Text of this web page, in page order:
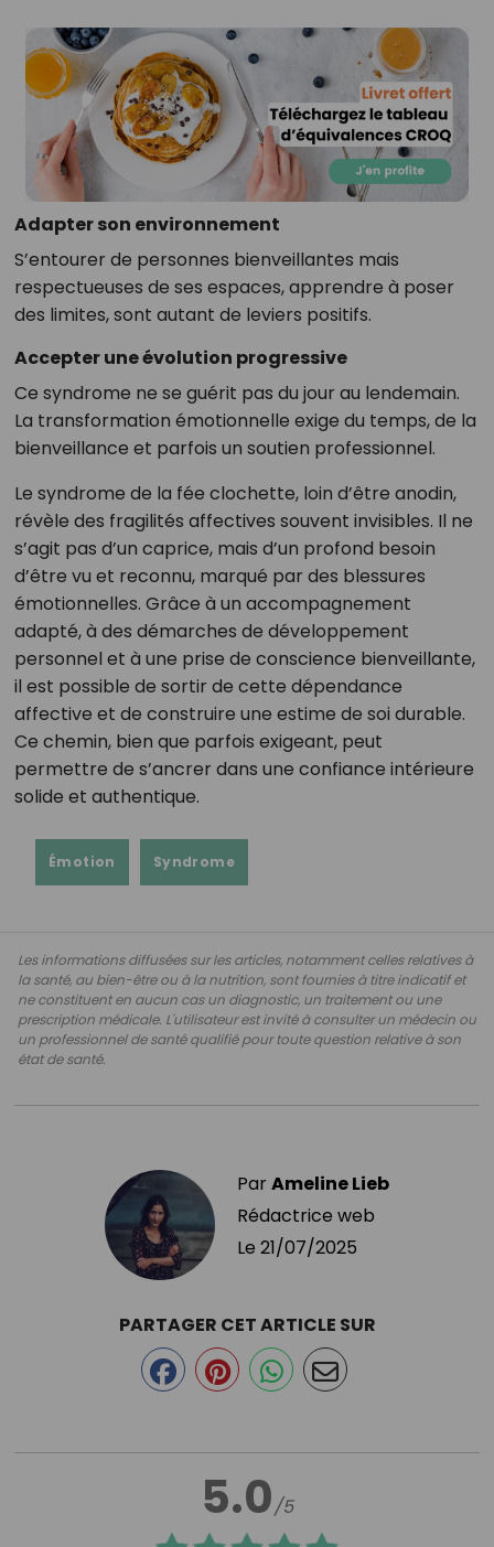
Adapter son environnement
S’entourer de personnes bienveillantes mais
respectueuses de ses espaces, apprendre à poser
des limites, sont autant de leviers positifs.
Accepter une évolution progressive
Ce syndrome ne se guérit pas du jour au lendemain.
La transformation émotionnelle exige du temps, de la
bienveillance et parfois un soutien professionnel.
Le syndrome de la fée clochette, loin d’être anodin,
révèle des fragilités affectives souvent invisibles. Il ne
s’agit pas d’un caprice, mais d’un profond besoin
d’être vu et reconnu, marqué par des blessures
émotionnelles. Grâce à un accompagnement
adapté, à des démarches de développement
personnel et à une prise de conscience bienveillante,
il est possible de sortir de cette dépendance
affective et de construire une estime de soi durable.
Ce chemin, bien que parfois exigeant, peut
permettre de s’ancrer dans une confiance intérieure
solide et authentique.
Émotion Syndrome
Les informations diffusées sur les articles, notamment celles relatives à
la santé, au bien-être ou à la nutrition, sont fournies à titre indicatif et
ne constituent en aucun cas un diagnostic, un traitement ou une
prescription médicale. L'utilisateur est invité à consulter un médecin ou
un professionnel de santé qualifié pour toute question relative à son
état de santé.
ParAmeline Lieb
Rédactrice web
Le 21/07/2025
5.0/5
PARTAGER CET ARTICLE SUR